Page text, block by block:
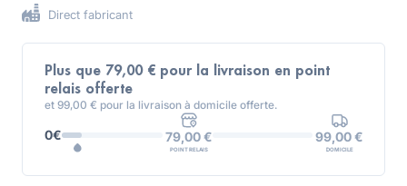
Direct fabricant
Plus que 79,00 € pour la livraison en point
relais offerte
et 99,00 € pour la livraison à domicile offerte.
0€ 79,00 €
POINT RELAIS
99,00 €
DOMICILE